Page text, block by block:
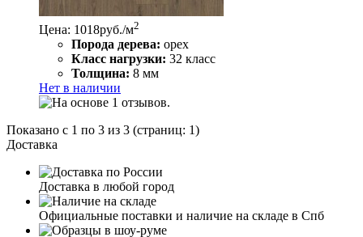
Цена: 1018руб./м2
Порода дерева: орех
Класс нагрузки: 32 класс
Толщина: 8 мм
Нет в наличии
Показано с 1 по 3 из 3 (страниц: 1)
Доставка
Доставка в любой город
Официальные поставки и наличие на складе в Спб